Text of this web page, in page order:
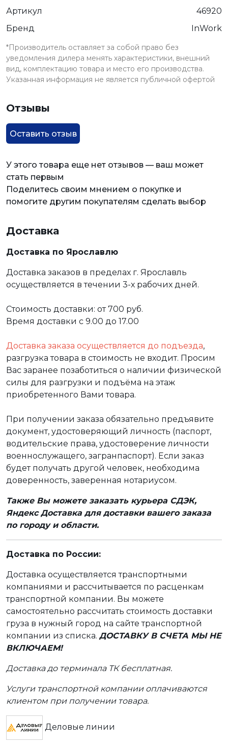
Артикул
46920
Бренд
InWork
*Производитель оставляет за собой право без
уведомления дилера менять характеристики, внешний
вид, комплектацию товара и место его производства.
Указанная информация не является публичной офертой
Отзывы
Оставить отзыв
У этого товара еще нет отзывов — ваш может
стать первым
Поделитесь своим мнением о покупке и
помогите другим покупателям сделать выбор
Доставка
Доставка по Ярославлю
Доставка заказов в пределах г. Ярославль
осуществляется в течении 3-х рабочих дней.
Стоимость доставки: от 700 руб.
Время доставки с 9.00 до 17.00
Доставка заказа осуществляется до подъезда,
разгрузка товара в стоимость не входит. Просим
Вас заранее позаботиться о наличии физической
силы для разгрузки и подъёма на этаж
приобретенного Вами товара.
При получении заказа обязательно предъявите
документ, удостоверяющий личность (паспорт,
водительские права, удостоверение личности
военнослужащего, загранпаспорт). Если заказ
будет получать другой человек, необходима
доверенность, заверенная нотариусом.
Также Вы можете заказать курьера СДЭК,
Яндекс Доставка для доставки вашего заказа
по городу и области.
Доставка по России:
Доставка осуществляется транспортными
компаниями и рассчитывается по расценкам
транспортной компании. Вы можете
самостоятельно рассчитать стоимость доставки
груза в нужный город на сайте транспортной
компании из списка. ДОСТАВКУ В СЧЕТА МЫ НЕ
ВКЛЮЧАЕМ!
Доставка до терминала ТК бесплатная.
Услуги транспортной компании оплачиваются
клиентом при получении товара.
Деловые линии